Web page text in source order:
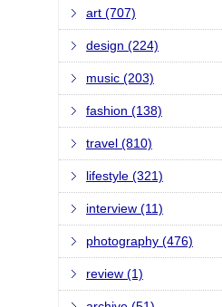
art (707)
design (224)
music (203)
fashion (138)
travel (810)
lifestyle (321)
interview (11)
photography (476)
review (1)